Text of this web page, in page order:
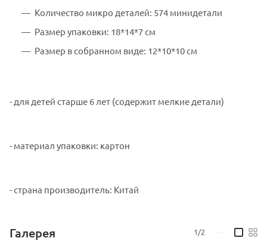
Количество микро деталей: 574 минидетали
Размер упаковки: 18*14*7 см
Размер в собранном виде: 12*10*10 см
- для детей старше 6 лет (содержит мелкие детали)
- материал упаковки: картон
- страна производитель: Китай
Галерея 1/2